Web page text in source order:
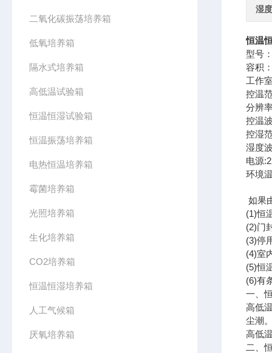
二氧化碳振荡培养箱
低氧培养箱
隔水式培养箱
高低温试验箱
恒温恒湿试验箱
恒温振荡培养箱
电热恒温培养箱
霉菌培养箱
光照培养箱
生化培养箱
CO2培养箱
恒温恒湿培养箱
人工气候箱
厌氧培养箱
湿
恒温
型号
容积
工作
控温
分辨
控温
控湿
湿度
电源
环境
如果
(1)恒
(2)门
(3)停
(4)室
(5)恒
(6)有
一、
高低
尘潮
高低
二、